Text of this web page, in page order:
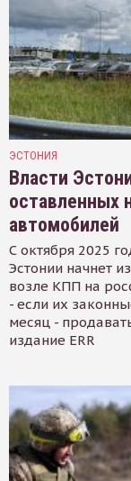
ЭСТОНИЯ
Власти
оставленных
автомобилей
С октября 2025
Эстонии начнет
возле КПП на
- если их
месяц -
издание ERR